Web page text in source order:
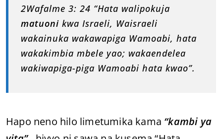
2Wafalme 3: 24 “Hata walipokuja
matuoni kwa Israeli, Waisraeli
wakainuka wakawapiga Wamoabi, hata
wakakimbia mbele yao; wakaendelea
wakiwapiga-piga Wamoabi hata kwao”.
Hapo neno hilo limetumika kama “kambi ya